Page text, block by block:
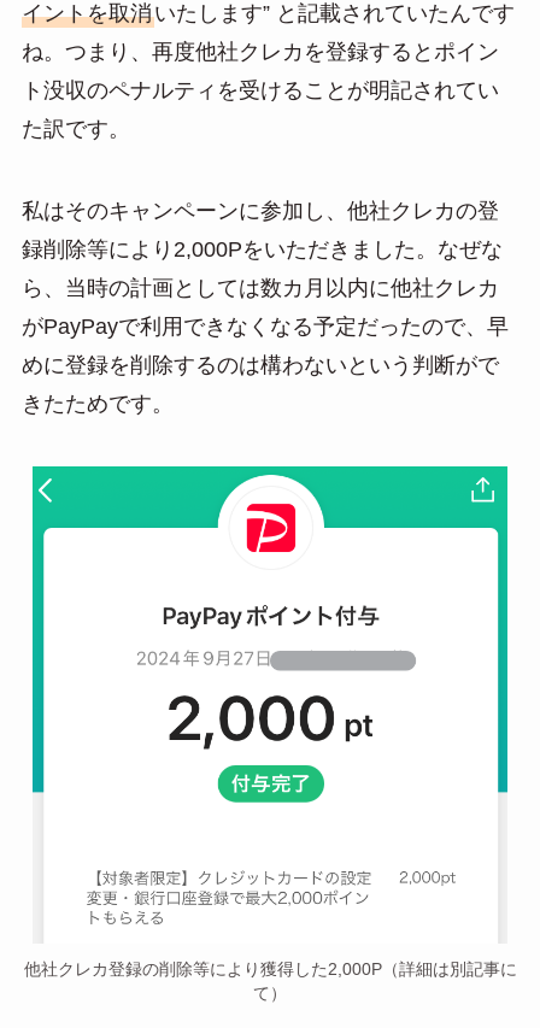
イントを取消いたします” と記載されていたんです
ね。つまり、再度他社クレカを登録するとポイン
ト没収のペナルティを受けることが明記されてい
た訳です。
私はそのキャンペーンに参加し、他社クレカの登
録削除等により2,000Pをいただきました。なぜな
ら、当時の計画としては数カ月以内に他社クレカ
がPayPayで利用できなくなる予定だったので、早
めに登録を削除するのは構わないという判断がで
きたためです。
他社クレカ登録の削除等により獲得した2,000P（詳細は別記事に
て）